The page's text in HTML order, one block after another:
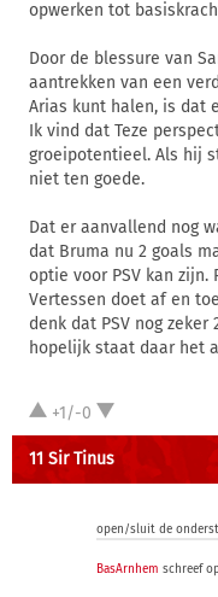
opwerken tot
Door de blessure van
aantrekken van een
Arias kunt halen, is dat
Ik vind dat Teze
groeipotentieel. Als hij
niet ten goede.
Dat er aanvallend nog
dat Bruma nu 2 goals
optie voor PSV kan
Vertessen doet af en
denk dat PSV nog
hopelijk staat daar het
+1/-0
11 Sir Tinus
open/sluit de
BasArnhem schreef